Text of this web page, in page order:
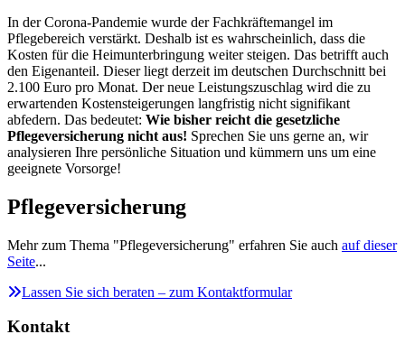
In der Corona-Pandemie wurde der Fachkräftemangel im
Pflegebereich verstärkt. Deshalb ist es wahrscheinlich, dass die
Kosten für die Heimunterbringung weiter steigen. Das betrifft auch
den Eigenanteil. Dieser liegt derzeit im deutschen Durchschnitt bei
2.100 Euro pro Monat. Der neue Leistungszuschlag wird die zu
erwartenden Kostensteigerungen langfristig nicht signifikant
abfedern. Das bedeutet: Wie bisher reicht die gesetzliche
Pflegeversicherung nicht aus! Sprechen Sie uns gerne an, wir
analysieren Ihre persönliche Situation und kümmern uns um eine
geeignete Vorsorge!
Pflegeversicherung
Mehr zum Thema "Pflegeversicherung" erfahren Sie auch auf dieser
Seite...
Lassen Sie sich beraten – zum Kontaktformular
Kontakt